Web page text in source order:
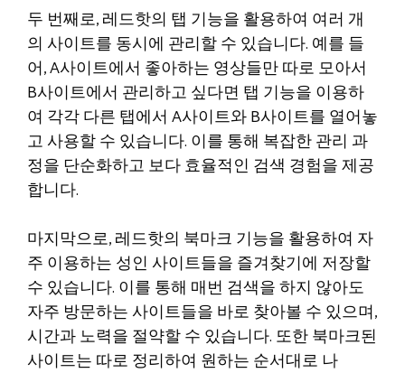
두 번째로, 레드핫의 탭 기능을 활용하여 여러 개
의 사이트를 동시에 관리할 수 있습니다. 예를 들
어, A사이트에서 좋아하는 영상들만 따로 모아서
B사이트에서 관리하고 싶다면 탭 기능을 이용하
여 각각 다른 탭에서 A사이트와 B사이트를 열어놓
고 사용할 수 있습니다. 이를 통해 복잡한 관리 과
정을 단순화하고 보다 효율적인 검색 경험을 제공
합니다.
마지막으로, 레드핫의 북마크 기능을 활용하여 자
주 이용하는 성인 사이트들을 즐겨찾기에 저장할
수 있습니다. 이를 통해 매번 검색을 하지 않아도
자주 방문하는 사이트들을 바로 찾아볼 수 있으며,
시간과 노력을 절약할 수 있습니다. 또한 북마크된
사이트는 따로 정리하여 원하는 순서대로 나